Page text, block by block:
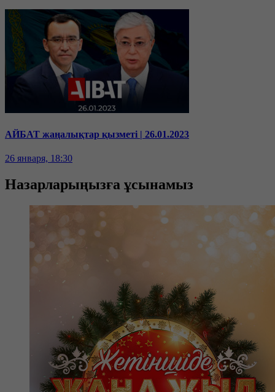
АЙБАТ жаңалықтар қызметі | 26.01.2023
26 января, 18:30
Назарларыңызға ұсынамыз